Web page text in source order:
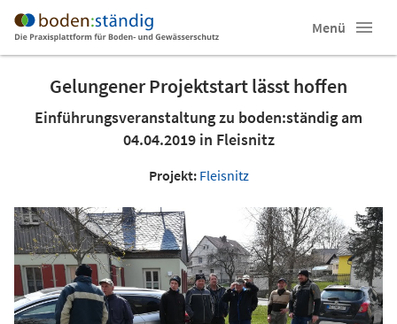
Menü
Gelungener Projektstart lässt hoffen
Einführungsveranstaltung zu boden:ständig am
04.04.2019 in Fleisnitz
Projekt: Fleisnitz